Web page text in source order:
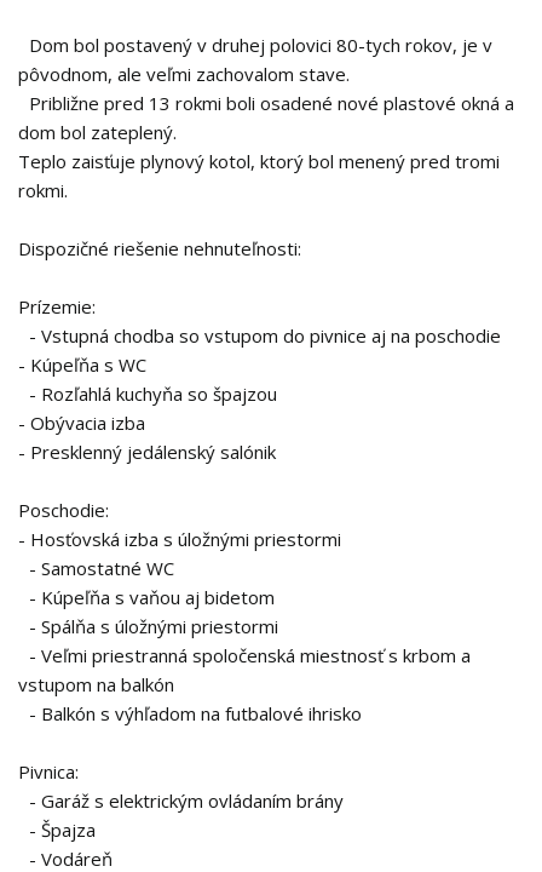
Dom bol postavený v druhej polovici 80-tych rokov, je v
pôvodnom, ale veľmi zachovalom stave.
Približne pred 13 rokmi boli osadené nové plastové okná a
dom bol zateplený.
Teplo zaisťuje plynový kotol, ktorý bol menený pred tromi
rokmi.
Dispozičné riešenie nehnuteľnosti:
Prízemie:
- Vstupná chodba so vstupom do pivnice aj na poschodie
- Kúpeľňa s WC
- Rozľahlá kuchyňa so špajzou
- Obývacia izba
- Presklenný jedálenský salónik
Poschodie:
- Hosťovská izba s úložnými priestormi
- Samostatné WC
- Kúpeľňa s vaňou aj bidetom
- Spálňa s úložnými priestormi
- Veľmi priestranná spoločenská miestnosť s krbom a
vstupom na balkón
- Balkón s výhľadom na futbalové ihrisko
Pivnica:
- Garáž s elektrickým ovládaním brány
- Špajza
- Vodáreň